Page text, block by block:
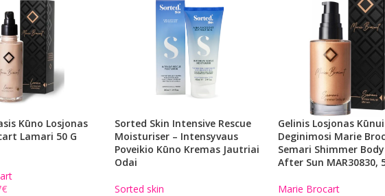
Kūno Losjonas
Lamari 50 G
€
Sorted Skin Intensive Rescue
Moisturiser – Intensyvaus
Poveikio Kūno Kremas Jautriai
Odai
Sorted skin
Gelinis Losjonas
Deginimosi Marie
Semari Shimmer
After Sun MAR30830,
Marie Brocart